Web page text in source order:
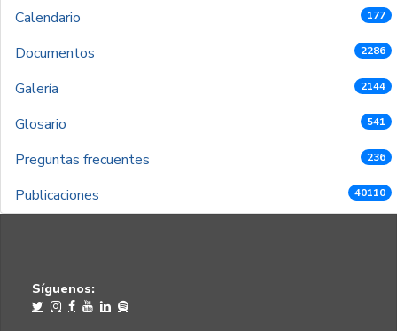
Calendario
177
Documentos 2286
Galería 2144
Glosario 541
Preguntas frecuentes 236
Publicaciones 40110
Síguenos: